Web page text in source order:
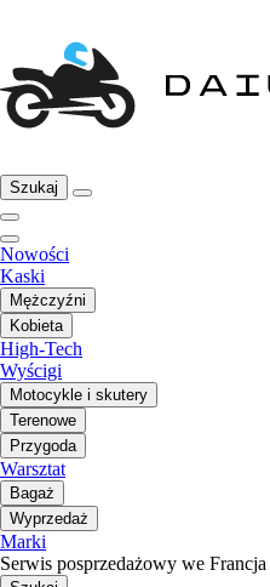
Szukaj
Nowości
Kaski
Mężczyźni
Kobieta
High-Tech
Wyścigi
Motocykle i skutery
Terenowe
Przygoda
Warsztat
Bagaż
Wyprzedaż
Marki
Serwis posprzedażowy we Francja